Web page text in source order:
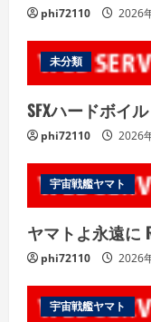
phi72110 2026
未分類
SFXハードボイ
phi72110 2026
宇宙戦艦ヤマト
ヤマトよ永遠に
phi72110 2026
宇宙戦艦ヤマト